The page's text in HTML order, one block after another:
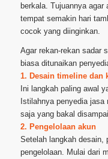
berkala. Tujuannya
tempat semakin hari
cocok yang diinginkan.
Agar rekan-rekan sadar
biasa ditunaikan
1. Desain timeline dan
Ini langkah paling awal
Istilahnya penyedia
saja yang bakal
2. Pengelolaan akun
Setelah langkah desain,
pengelolaan. Mulai dari